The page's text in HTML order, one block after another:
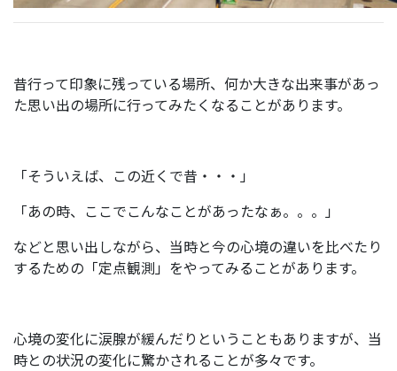
昔行って印象に残っている場所、何か大きな出来事があっ
た思い出の場所に行ってみたくなることがあります。
「そういえば、この近くで昔・・・」
「あの時、ここでこんなことがあったなぁ。。。」
などと思い出しながら、当時と今の心境の違いを比べたり
するための「定点観測」をやってみることがあります。
心境の変化に涙腺が緩んだりということもありますが、当
時との状況の変化に驚かされることが多々です。